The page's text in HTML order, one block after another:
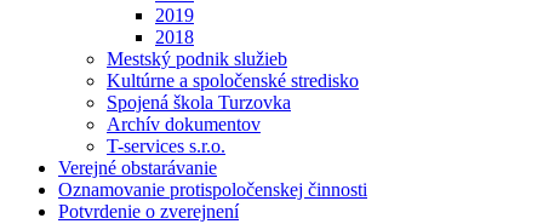
2019
2018
Mestský podnik služieb
Kultúrne a spoločenské stredisko
Spojená škola Turzovka
Archív dokumentov
T-services s.r.o.
Verejné obstarávanie
Oznamovanie protispoločenskej činnosti
Potvrdenie o zverejnení